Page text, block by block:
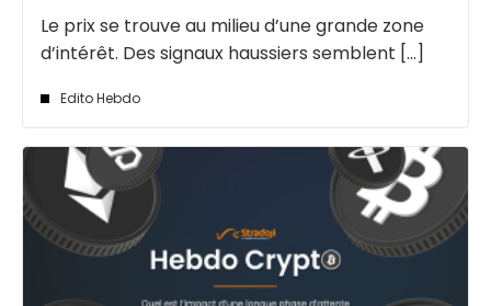
Le prix se trouve au milieu d’une grande zone
d’intérêt. Des signaux haussiers semblent [...]
Edito Hebdo